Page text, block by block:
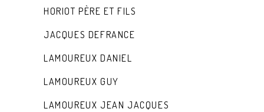
HORIOT PÈRE ET FILS
JACQUES DEFRANCE
LAMOUREUX DANIEL
LAMOUREUX GUY
LAMOUREUX JEAN JACQUES